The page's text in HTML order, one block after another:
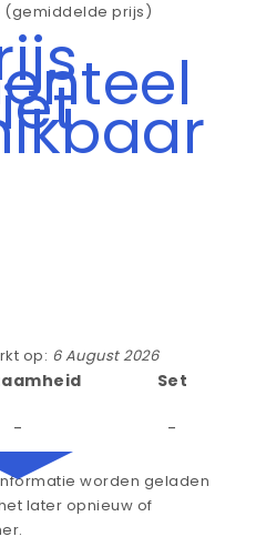
(gemiddelde prijs)
op: 6 August 2026
-
Set
-
worden geladen
later opnieuw of